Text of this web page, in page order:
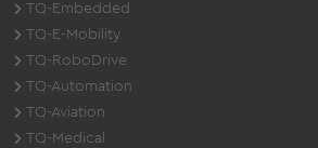
TQ-Embedded
TQ-E-Mobility
TQ-RoboDrive
TQ-Automation
TQ-Aviation
TQ-Medical